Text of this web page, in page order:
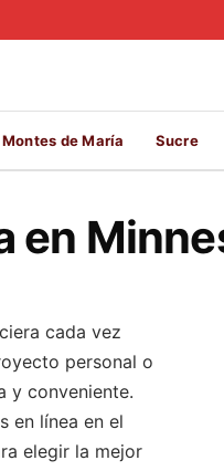
Montes de María Sucre
en
cada vez
personal o
y conveniente.
en línea en el
elegir la mejor